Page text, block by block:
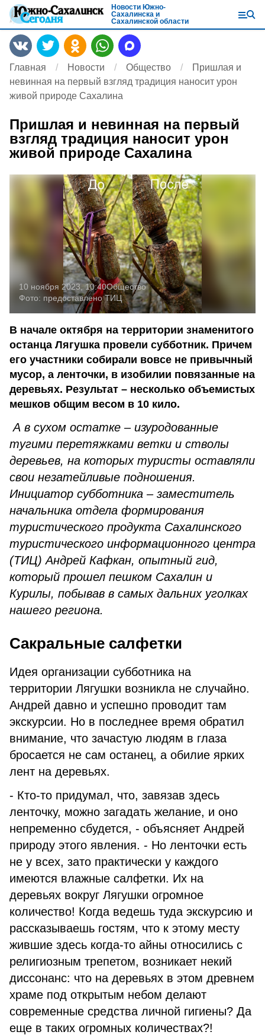
Новости Южно-
Сахалинска и
Сахалинской области
Главная Новости Общество
Пришлая и
невинная на первый взгляд традиция наносит урон
живой природе Сахалина
Пришлая и невинная на первый
взгляд традиция наносит урон
живой природе Сахалина
10 ноября 2023, 10:40Общество
Фото: предоставлено ТИЦ
В начале октября на территории знаменитого
останца Лягушка провели субботник. Причем
его участники собирали вовсе не привычный
мусор, а ленточки, в изобилии повязанные на
деревьях. Результат – несколько объемистых
мешков общим весом в 10 кило.
А в сухом остатке – изуродованные
тугими перетяжками ветки и стволы
деревьев, на которых туристы оставляли
свои незатейливые подношения.
Инициатор субботника – заместитель
начальника отдела формирования
туристического продукта Сахалинского
туристического информационного центра
(ТИЦ) Андрей Кафкан, опытный гид,
который прошел пешком Сахалин и
Курилы, побывав в самых дальних уголках
нашего региона.
Сакральные салфетки
Идея организации субботника на
территории Лягушки возникла не случайно.
Андрей давно и успешно проводит там
экскурсии. Но в последнее время обратил
внимание, что зачастую людям в глаза
бросается не сам останец, а обилие ярких
лент на деревьях.
- Кто-то придумал, что, завязав здесь
ленточку, можно загадать желание, и оно
непременно сбудется, - объясняет Андрей
природу этого явления. - Но ленточки есть
не у всех, зато практически у каждого
имеются влажные салфетки. Их на
деревьях вокруг Лягушки огромное
количество! Когда ведешь туда экскурсию и
рассказываешь гостям, что к этому месту
жившие здесь когда-то айны относились с
религиозным трепетом, возникает некий
диссонанс: что на деревьях в этом древнем
храме под открытым небом делают
современные средства личной гигиены? Да
еще в таких огромных количествах?!